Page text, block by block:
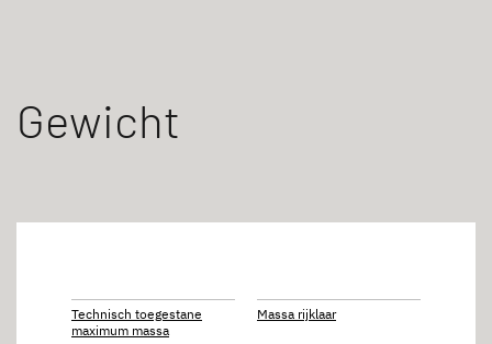
Gewicht
Technisch toegestane
maximum massa
Massa rijklaar